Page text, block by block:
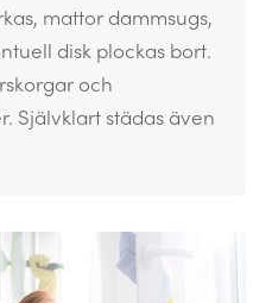
mattor dammsugs,
disk plockas bort.
och
Självklart städas även